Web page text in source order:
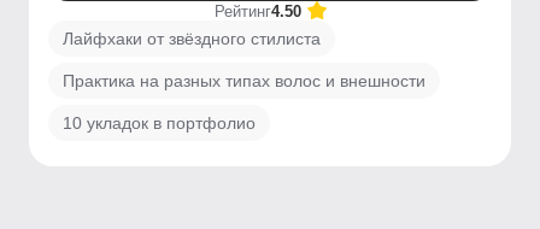
Рейтинг4.50
Лайфхаки от звёздного стилиста
Практика на разных типах волос и внешности
10 укладок в портфолио